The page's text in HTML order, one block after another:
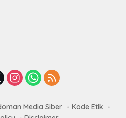
Media Siber
Kode Etik